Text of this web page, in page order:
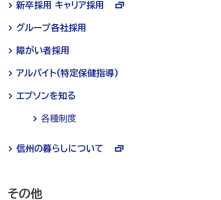
新卒採用 キャリア採用
グループ各社採用
障がい者採用
アルバイト(特定保健指導)
エプソンを知る
各種制度
信州の暮らしについて
その他